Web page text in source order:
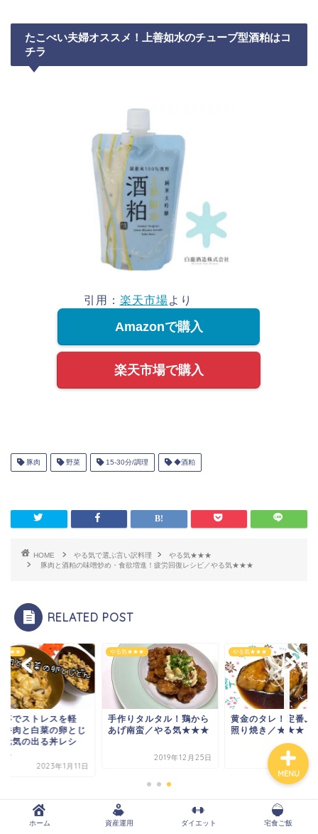
たこべい夫婦オススメ！上善如水のチューブ型酒粕はコ
チラ
引用： 楽天市場より
Amazonで購入
楽天市場で購入
豚肉 野菜 15-30分/調理 ◆酒粕
HOME やる気で選ぶ言い訳料理
やる気★★★
豚肉と酒粕の味噌炒め・食欲増進！疲労回復レシピ／やる気★★★
RELATED POST
気★★★
りタルタル！鶏から
南蛮／やる気★★★
やる気★★★
黄金のタレ！定番ぶりの
照り焼き／★★★
2020年1月19日
やる気★★★
【食事でストレスを
減】牛肉と白菜の卵
丼【元気の出る丼レ
2023年1
酒粕かぼちゃサラダ・ダイエットレシピ
ホーム 資産運用 ダイエット 宅食ご飯
MENU
ダイエット
宅食ご飯